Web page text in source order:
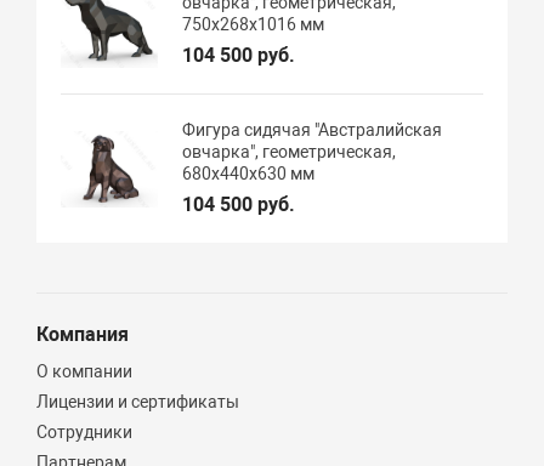
750х268х1016 мм
104 500 руб.
Фигура сидячая "Австралийская
овчарка", геометрическая,
680х440х630 мм
104 500 руб.
Компания
О компании
Лицензии и сертификаты
Сотрудники